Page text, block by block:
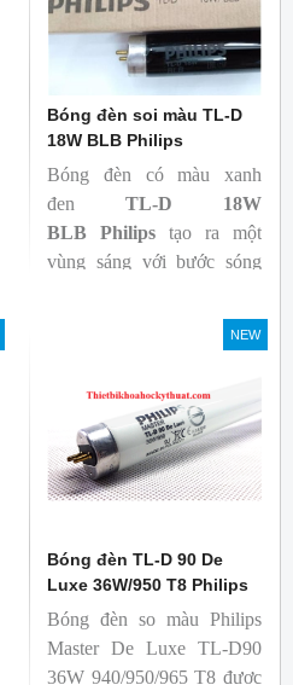
Bóng đèn soi màu TL-D
18W BLB Philips
Bóng đèn có màu xanh
đen TL-D 18W
BLB
Philips tạo ra một
vùng sáng với bước sóng
sắc trực quan. Giúp người
dùng có thể phát hiện và
và keo trong sản phẩm.
NEW
Bóng đèn TL-D 90 De
Luxe 36W/950 T8 Philips
Bóng đèn so màu Philips
Master De Luxe TL-D90
36W 940/950/965 T8 được